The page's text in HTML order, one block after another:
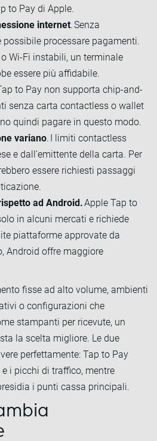
to Pay di Apple.
internet. Senza
possibile processare pagamenti.
o Wi-Fi instabili, un terminale
essere più affidabile.
to Pay non supporta chip-and-
senza carta contactless o wallet
quindi pagare in questo modo.
variano. I limiti contactless
e dall’emittente della carta. Per
essere richiesti passaggi
ad Android.Apple Tap to
in alcuni mercati e richiede
piattaforme approvate da
Android offre maggiore
fisse ad alto volume, ambienti
o configurazioni che
stampanti per ricevute, un
la scelta migliore. Le due
perfettamente: Tap to Pay
i picchi di traffico, mentre
i punti cassa principali.